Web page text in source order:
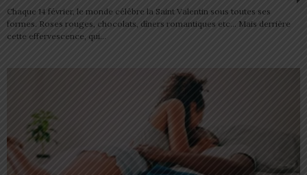
Chaque 14 février, le monde célèbre la Saint Valentin sous toutes ses
formes. Roses rouges, chocolats, dîners romantiques etc… Mais derrière
cette effervescence, qui...